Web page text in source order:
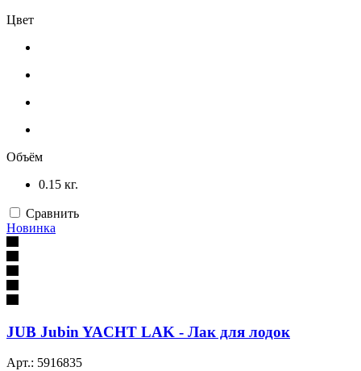
Цвет
Объём
0.15 кг.
Сравнить
Новинка
JUB Jubin YACHT LAK - Лак для лодок
Арт.: 5916835